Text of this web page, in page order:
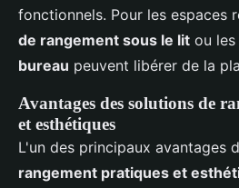
fonctionnels. Pour les espaces
de rangement sous le lit ou les
bureau peuvent libérer de la
Avantages des solutions de
et esthétiques
L'un des principaux avantages
rangement pratiques et